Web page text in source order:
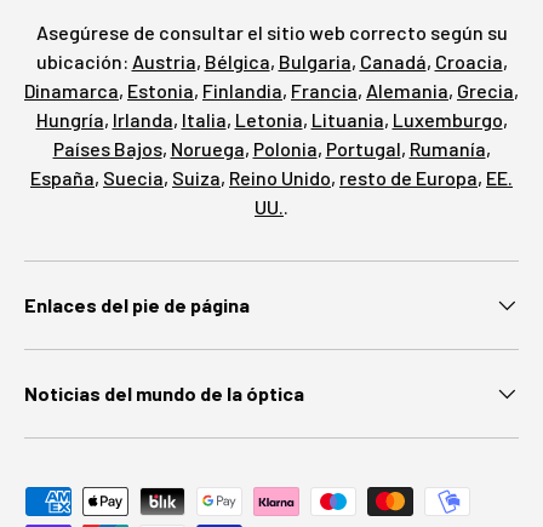
Asegúrese de consultar el sitio web correcto según su
ubicación: Austria, Bélgica, Bulgaria, Canadá, Croacia,
Dinamarca, Estonia, Finlandia, Francia, Alemania, Grecia,
Hungría, Irlanda, Italia, Letonia, Lituania, Luxemburgo,
Países Bajos, Noruega, Polonia, Portugal, Rumanía,
España, Suecia, Suiza, Reino Unido, resto de Europa, EE.
UU..
Enlaces del pie de página
Noticias del mundo de la óptica
Métodos de pago aceptados